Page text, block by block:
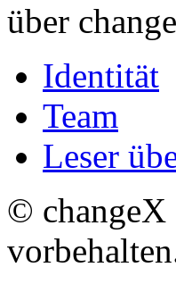
über
Identität
Team
Leser
© changeX